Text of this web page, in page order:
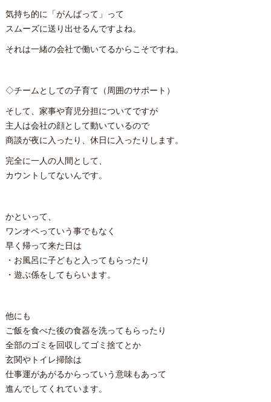
気持ち的に「がんばって」って
スムーズに送り出せるんですよね。
それは一緒の会社で働いてるからこそですね。
◇チームとしての子育て（周囲のサポート）
そして、家事や育児分担についてですが
主人は会社の顔として動いているので
商談が夜に入ったり、休日に入ったりします。
完全に一人の人間として、
カウントしてないんです。
かといって、
ワンオペっていう事でもなく
早く帰って来た日は
・お風呂に子どもと入ってもらったり
・遊ぶ係をしてもらいます。
他にも
ご飯を食べた後の食器を洗ってもらったり
全部のゴミを回収してゴミ捨てとか
玄関やトイレ掃除は
仕事運があがるからっていう意味もあって
進んでしてくれています。